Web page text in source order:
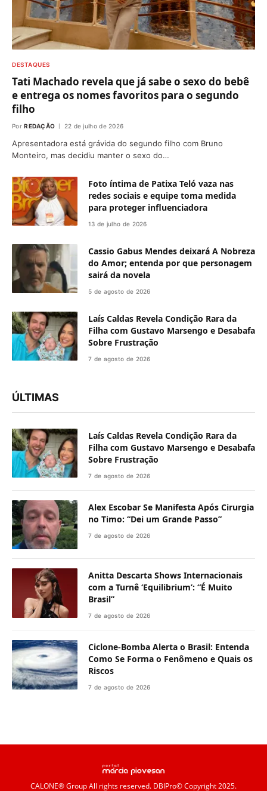
DESTAQUES
Tati Machado revela que já sabe o sexo do bebê
e entrega os nomes favoritos para o segundo
filho
Por REDAÇÃO 22 de julho de 2026
Apresentadora está grávida do segundo filho com Bruno
Monteiro, mas decidiu manter o sexo do…
Foto íntima de Patixa Teló vaza nas
redes sociais e equipe toma medida
para proteger influenciadora
13 de julho de 2026
Cassio Gabus Mendes deixará A Nobreza
do Amor; entenda por que personagem
sairá da novela
5 de agosto de 2026
Laís Caldas Revela Condição Rara da
Filha com Gustavo Marsengo e Desabafa
Sobre Frustração
7 de agosto de 2026
ÚLTIMAS
Laís Caldas Revela Condição Rara da
Filha com Gustavo Marsengo e Desabafa
Sobre Frustração
7 de agosto de 2026
Alex Escobar Se Manifesta Após Cirurgia
no Timo: “Dei um Grande Passo”
7 de agosto de 2026
Anitta Descarta Shows Internacionais
com a Turnê ‘Equilibrium’: “É Muito
Brasil”
7 de agosto de 2026
Ciclone-Bomba Alerta o Brasil: Entenda
Como Se Forma o Fenômeno e Quais os
Riscos
7 de agosto de 2026
CALONE® GroupAll rights reserved. DBIPro© Copyright 2025.